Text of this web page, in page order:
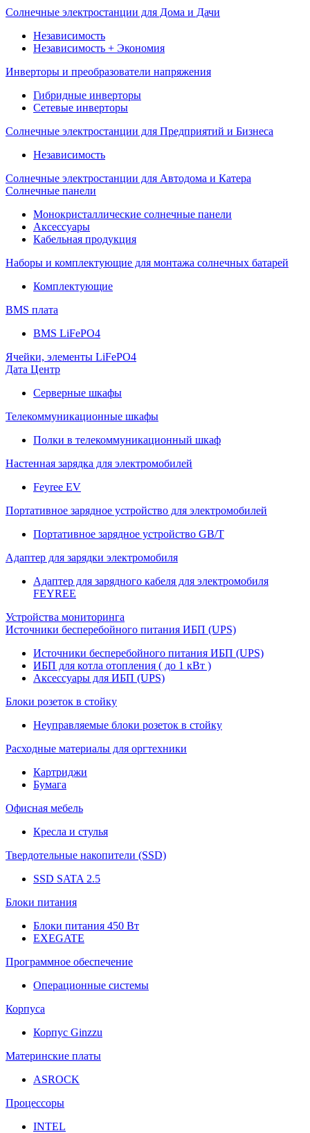
Солнечные электростанции для Дома и Дачи
Независимость
Независимость + Экономия
Инверторы и преобразователи напряжения
Гибридные инверторы
Сетевые инверторы
Солнечные электростанции для Предприятий и Бизнеса
Независимость
Солнечные электростанции для Автодома и Катера
Солнечные панели
Монокристаллические солнечные панели
Аксессуары
Кабельная продукция
Наборы и комплектующие для монтажа солнечных батарей
Комплектующие
BMS плата
BMS LiFePO4
Ячейки, элементы LiFePO4
Дата Центр
Серверные шкафы
Телекоммуникационные шкафы
Полки в телекоммуникационный шкаф
Настенная зарядка для электромобилей
Feyree EV
Портативное зарядное устройство для электромобилей
Портативное зарядное устройство GB/T
Адаптер для зарядки электромобиля
Адаптер для зарядного кабеля для электромобиля
FEYREE
Устройства мониторинга
Источники бесперебойного питания ИБП (UPS)
Источники бесперебойного питания ИБП (UPS)
ИБП для котла отопления ( до 1 кВт )
Аксессуары для ИБП (UPS)
Блоки розеток в стойку
Неуправляемые блоки розеток в стойку
Расходные материалы для оргтехники
Картриджи
Бумага
Офисная мебель
Кресла и стулья
Твердотельные накопители (SSD)
SSD SATA 2.5
Блоки питания
Блоки питания 450 Вт
EXEGATE
Программное обеспечение
Операционные системы
Корпуса
Корпус Ginzzu
Материнские платы
ASROCK
Процессоры
INTEL